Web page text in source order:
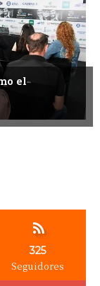
el
325
Seguidores